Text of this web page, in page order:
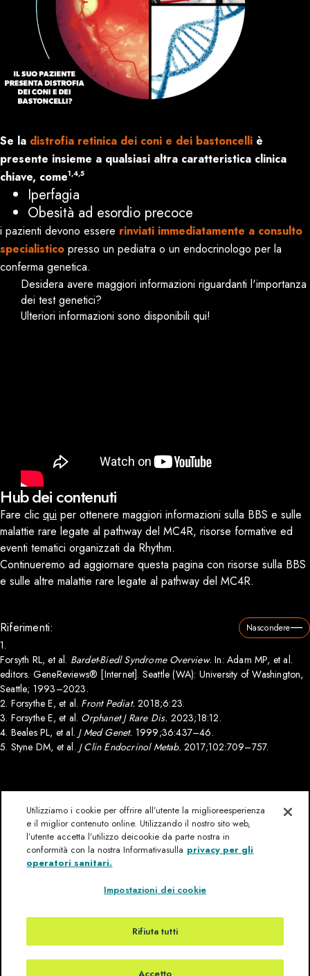
Se la distrofia retinica dei coni e dei bastoncelli è
presente insieme a qualsiasi altra caratteristica clinica
chiave, come1,4,5
Iperfagia
Obesità ad esordio precoce
i pazienti devono essere rinviati immediatamente a consulto
specialistico presso un pediatra o un endocrinologo per la
conferma genetica.
Desidera avere maggiori informazioni riguardanti l'importanza
dei test genetici?
Ulteriori informazioni sono disponibili qui!
Hub dei contenuti
Fare clic qui per ottenere maggiori informazioni sulla BBS e sulle
malattie rare legate al pathway del MC4R, risorse formative ed
eventi tematici organizzati da Rhythm.
Continueremo ad aggiornare questa pagina con risorse sulla BBS
e sulle altre malattie rare legate al pathway del MC4R.
Riferimenti: Nascondere
1.
Forsyth RL, et al. Bardet-Biedl Syndrome Overview. In: Adam MP, et al.
editors. GeneReviews® [Internet]. Seattle (WA): University of Washington,
Seattle; 1993–2023.
2. Forsythe E, et al. Front Pediat. 2018;6:23.
3. Forsythe E, et al. Orphanet J Rare Dis. 2023;18:12.
4. Beales PL, et al. J Med Genet. 1999;36:437–46.
5. Styne DM, et al. J Clin Endocrinol Metab. 2017;102:709–757.
Domande?
Liberatoria
Mappa del sito
© 2025, Rhythm Pharmaceuticals, Inc. Tutti i diritti riservati. Rhythm e il
relativo logo sono marchi commerciali di Rhythm Pharmaceuticals, Inc. IT-
Utilizziamo i cookie per offrire all’utente la miglioreesperienza
e il miglior contenuto online. Utilizzando il nostro sito web,
l’utente accetta l’utilizzo deicookie da parte nostra in
conformità con la nostra Informativasulla privacy per gli
operatori sanitari.
Impostazioni dei cookie
Rifiuta tutti